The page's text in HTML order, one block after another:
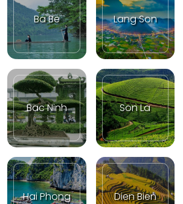
Ba Be Lang Son
Bac Ninh Son La
Hai Phong Dien Bien